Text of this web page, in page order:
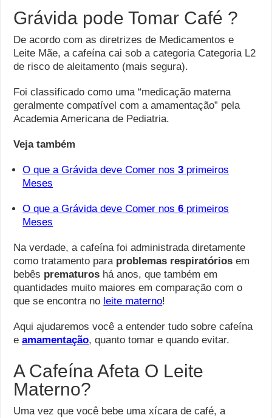
Grávida pode Tomar Café ?
De acordo com as diretrizes de Medicamentos e
Leite Mãe, a cafeína cai sob a categoria Categoria L2
de risco de aleitamento (mais segura).
Foi classificado como uma “medicação materna
geralmente compatível com a amamentação” pela
Academia Americana de Pediatria.
Veja também
O que a Grávida deve Comer nos 3 primeiros
Meses
O que a Grávida deve Comer nos6 primeiros
Meses
Na verdade, a cafeína foi administrada diretamente
como tratamento para problemas respiratórios em
bebês prematuros há anos, que também em
quantidades muito maiores em comparação com o
que se encontra no leite materno!
Aqui ajudaremos você a entender tudo sobre cafeína
eamamentação, quanto tomar e quando evitar.
A Cafeína Afeta O Leite
Materno?
Uma vez que você bebe uma xícara de café, a